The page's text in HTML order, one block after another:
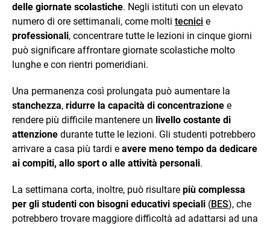
delle giornate scolastiche. Negli istituti con un elevato
numero di ore settimanali, come molti tecnici e
professionali, concentrare tutte le lezioni in cinque giorni
può significare affrontare giornate scolastiche molto
lunghe e con rientri pomeridiani.
Una permanenza così prolungata può aumentare la
stanchezza, ridurre la capacità di concentrazione e
rendere più difficile mantenere un livello costante di
attenzione durante tutte le lezioni. Gli studenti potrebbero
arrivare a casa più tardi e avere meno tempo da dedicare
ai compiti, allo sport o alle attività personali.
La settimana corta, inoltre, può risultare più complessa
per gli studenti con bisogni educativi speciali (BES), che
potrebbero trovare maggiore difficoltà ad adattarsi ad una